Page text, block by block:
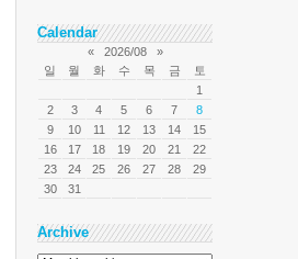
Calendar
« 2026/08
»
일
월 화 수 목 금
토
1
2
3 4 5 6 7
8
9
10 11 12 13 14
15
16
17 18 19 20 21
22
23
24 25 26 27 28
29
30
31
Archive